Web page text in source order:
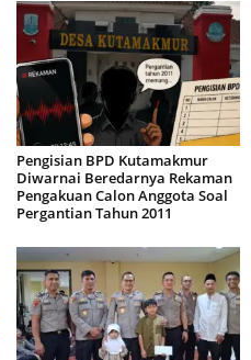
Pengisian BPD Kutamakmur
Diwarnai Beredarnya Rekaman
Pengakuan Calon Anggota Soal
Pergantian Tahun 2011